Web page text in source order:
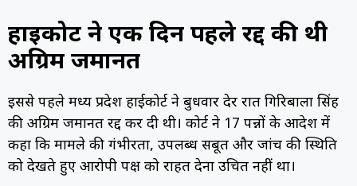
हाईकोर्ट ने एक दिन पहले रद्द की थी
अग्रिम जमानत
इससे पहले मध्य प्रदेश हाईकोर्ट ने बुधवार देर रात गिरिबाला सिंह
की अग्रिम जमानत रद्द कर दी थी। कोर्ट ने 17 पन्नों के आदेश में
कहा कि मामले की गंभीरता, उपलब्ध सबूत और जांच की स्थिति
को देखते हुए आरोपी पक्ष को राहत देना उचित नहीं था।